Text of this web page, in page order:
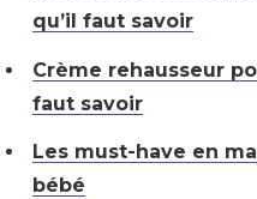
qu’il faut savoir
Crème rehausseur
faut savoir
Les must-have en
bébé